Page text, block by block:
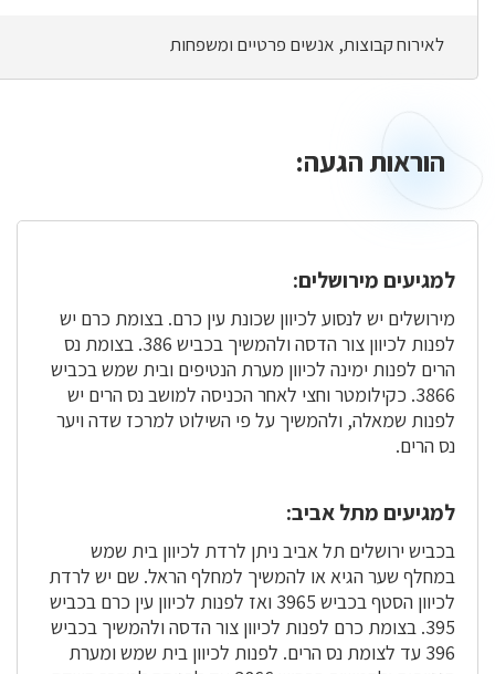
לאירוח קבוצות, אנשים פרטיים ומשפחות
הוראותהוראות הגעה:
למגיעים מירושלים:
מירושלים יש לנסוע לכיוון שכונת עין כרם. בצומת כרם יש
לפנות לכיוון צור הדסה ולהמשיך בכביש 386. בצומת נס
הרים לפנות ימינה לכיוון מערת הנטיפים ובית שמש בכביש
3866. כקילומטר וחצי לאחר הכניסה למושב נס הרים יש
לפנות שמאלה, ולהמשיך על פי השילוט למרכז שדה ויער
נס הרים.
למגיעים מתל אביב:
בכביש ירושלים תל אביב ניתן לרדת לכיוון בית שמש
במחלף שער הגיא או להמשיך למחלף הראל. שם יש לרדת
לכיוון הסטף בכביש 3965 ואז לפנות לכיוון עין כרם בכביש
395. בצומת כרם לפנות לכיוון צור הדסה ולהמשיך בכביש
396 עד לצומת נס הרים. לפנות לכיוון בית שמש ומערת